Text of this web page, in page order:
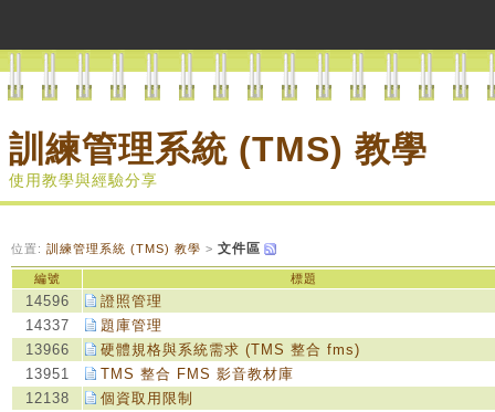
訓練管理系統 (TMS) 教學
使用教學與經驗分享
位置: 訓練管理系統 (TMS) 教學 > 文件區
編號 標題
14596
證照管理
14337
題庫管理
13966
硬體規格與系統需求 (TMS 整合 fms)
13951
TMS 整合 FMS 影音教材庫
12138
個資取用限制